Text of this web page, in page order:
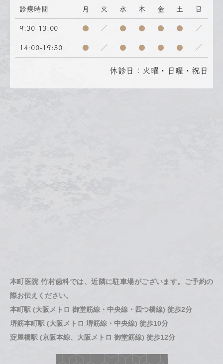
診療時間 月 火 水 木 金 土 日
9:30-13:00 ● ／ ● ● ● ● ／
14:00-19:30 ● ／ ● ● ● ● ／
休診日：火曜・日曜・祝日
本町医院 竹村歯科では、近隣に駐車場がございます。ご予約の
際お伝えください。
本町駅 (大阪メトロ 御堂筋線・中央線・四つ橋線) 徒歩2分
堺筋本町駅 (大阪メトロ 堺筋線・中央線) 徒歩10分
淀屋橋駅 (京阪本線、大阪メトロ 御堂筋線) 徒歩12分